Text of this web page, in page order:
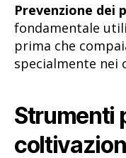
Prevenzione dei
fondamentale
prima che
specialmente nei
Strumenti